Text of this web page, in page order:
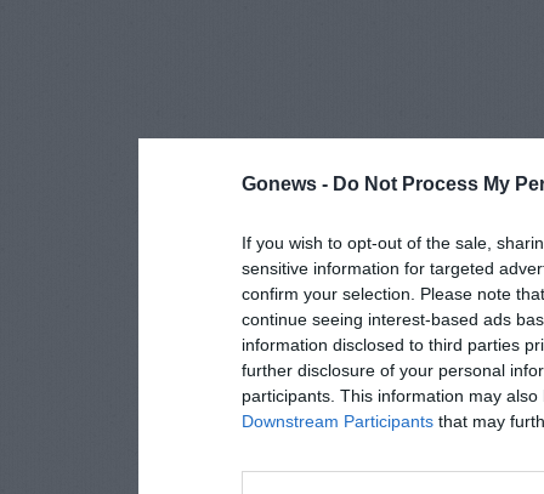
Gonews - Do Not Process My
If you wish to opt-out of the sale,
sensitive information for targeted
confirm your selection. Please note
continue seeing interest-based ads
information disclosed to third parties
further disclosure of your personal
participants. This information may
Downstream Participants that may